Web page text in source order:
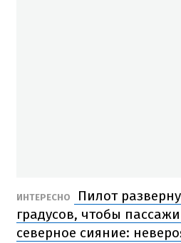
ИНТЕРЕСНО
Пилот
градусов, чтобы
северное сияние: